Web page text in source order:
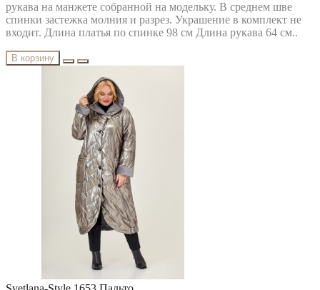
рукава на манжете собранной на модельку. В среднем шве
спинки застежка молния и разрез. Украшение в комплект не
входит. Длина платья по спинке 98 см Длина рукава 64 см..
В корзину